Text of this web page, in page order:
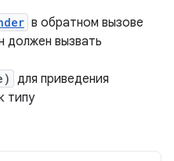
в обратном вызове
должен вызвать
для приведения
типу